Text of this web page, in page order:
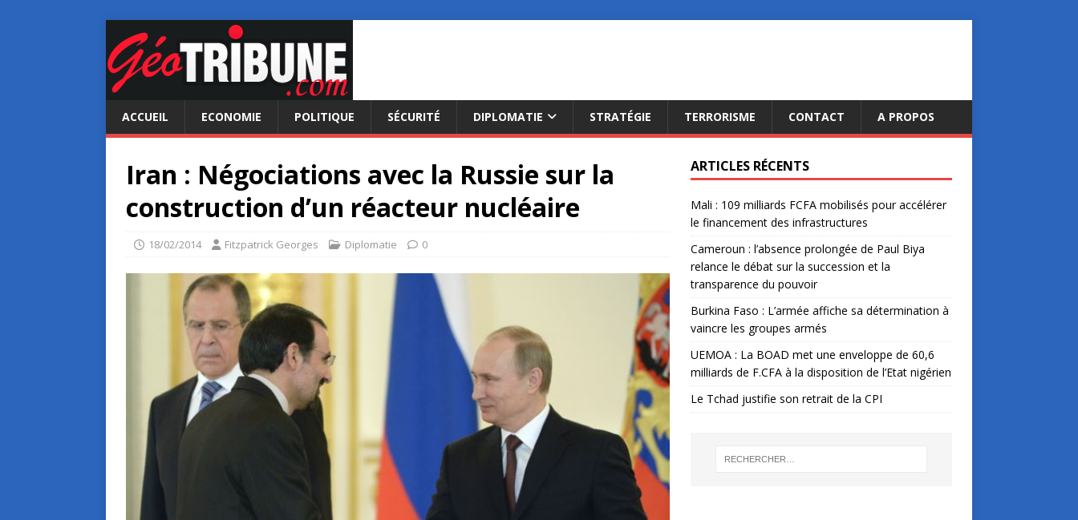
ACCUEIL ECONOMIE POLITIQUE SÉCURITÉ DIPLOMATIE STRATÉGIE TERRORISME CONTACT A PROPOS
Iran : Négociations avec la Russie sur la
construction d’un réacteur nucléaire
18/02/2014 Fitzpatrick Georges Diplomatie 0
ARTICLES RÉCENTS
Mali : 109 milliards FCFA mobilisés pour accélérer
le financement des infrastructures
Cameroun : l’absence prolongée de Paul Biya
relance le débat sur la succession et la
transparence du pouvoir
Burkina Faso : L’armée affiche sa détermination à
vaincre les groupes armés
UEMOA : La BOAD met une enveloppe de 60,6
milliards de F.CFA à la disposition de l’Etat nigérien
Le Tchad justifie son retrait de la CPI